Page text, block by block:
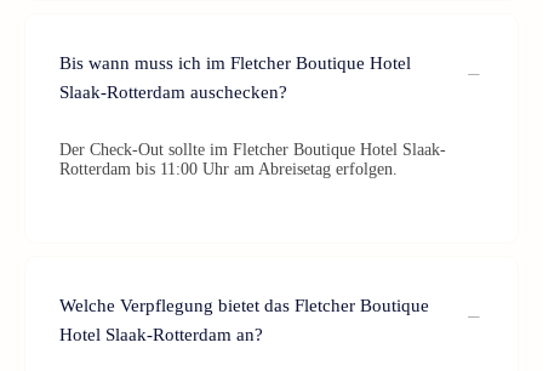
Bis wann muss ich im Fletcher Boutique Hotel
Slaak-Rotterdam auschecken?
Der Check-Out sollte im Fletcher Boutique Hotel Slaak-
Rotterdam bis 11:00 Uhr am Abreisetag erfolgen.
Welche Verpflegung bietet das Fletcher Boutique
Hotel Slaak-Rotterdam an?